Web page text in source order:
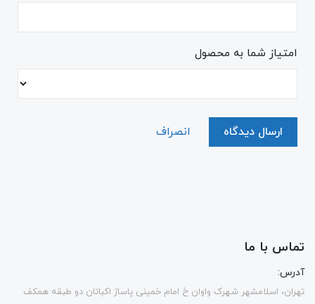
امتیاز شما به محصول
ارسال دیدگاه انصراف
تماس با ما
آدرس:
تهران، اسلامشهر شهرک واوان خ امام خمینی پاساژ اکباتان دو طبقه همکف